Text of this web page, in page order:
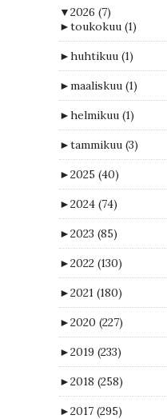
▼2026 (7)
►toukokuu (1)
►huhtikuu (1)
►maaliskuu (1)
►helmikuu (1)
►tammikuu (3)
►2025 (40)
►2024 (74)
►2023 (85)
►2022 (130)
►2021 (180)
►2020 (227)
►2019 (233)
►2018 (258)
►2017 (295)